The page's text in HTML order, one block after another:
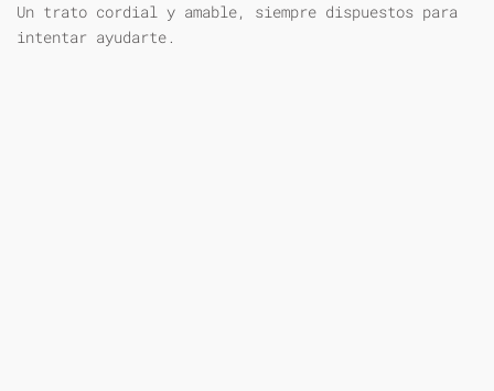
Un trato cordial y amable, siempre dispuestos para
intentar ayudarte.